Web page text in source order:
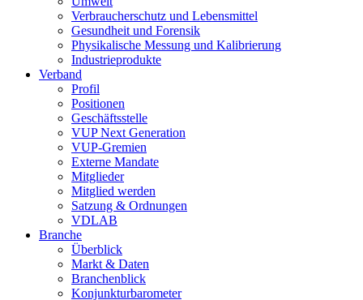
Verbraucherschutz und Lebensmittel
Gesundheit und Forensik
Physikalische Messung und Kalibrierung
Industrieprodukte
Verband
Profil
Positionen
Geschäftsstelle
VUP Next Generation
VUP-Gremien
Externe Mandate
Mitglieder
Mitglied werden
Satzung & Ordnungen
VDLAB
Branche
Überblick
Markt & Daten
Branchenblick
Konjunkturbarometer